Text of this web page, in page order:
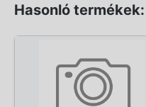
Hasonló termékek: